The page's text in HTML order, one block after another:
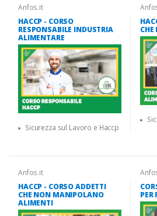
Anfos.it
HACCP - CORSO
RESPONSABILE INDUSTRIA
ALIMENTARE
Sicurezza sul Lavoro e Haccp
Anfos.it
HACCP - CORSO ADDETTI
CHE NON MANIPOLANO
ALIMENTI
PER